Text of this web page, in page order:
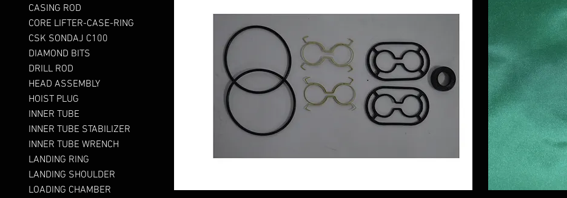
CASING ROD
CORE LIFTER-CASE-RING
CSK SONDAJ C100
DIAMOND BITS
DRILL ROD
HEAD ASSEMBLY
HOIST PLUG
INNER TUBE
INNER TUBE STABILIZER
INNER TUBE WRENCH
LANDING RING
LANDING SHOULDER
LOADING CHAMBER